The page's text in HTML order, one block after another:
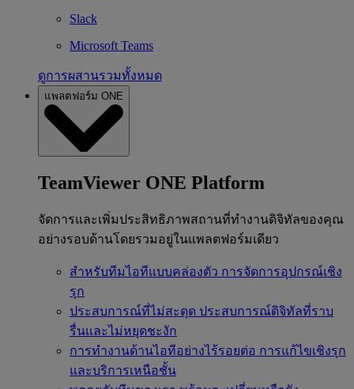
Slack
Microsoft Teams
ดูการผสานรวมทั้งหมด
แพลตฟอร์ม ONE
TeamViewer ONE Platform
จัดการและเพิ่มประสิทธิภาพสถานที่ทำงานดิจิทัลของคุณ
อย่างรอบด้านโดยรวมอยู่ในแพลตฟอร์มเดียว
สำหรับทีมไอทีแบบคล่องตัว การจัดการอุปกรณ์เชิง
รุก
ประสบการณ์ที่ไม่สะดุด ประสบการณ์ดิจิทัลที่ราบ
รื่นและไม่หยุดชะงัก
การทำงานด้านไอทีอย่างไร้รอยต่อ การแก้ไขเชิงรุก
และบริการเหนือชั้น